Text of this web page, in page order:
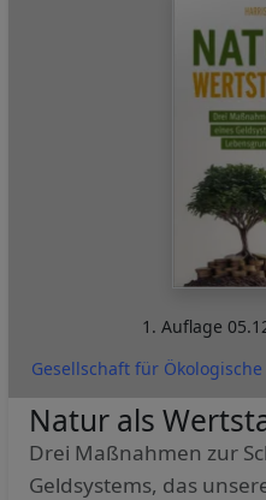
1. Auflage
Gesellschaft für
Natur als
Drei Maßnahmen zur
Geldsystems, das